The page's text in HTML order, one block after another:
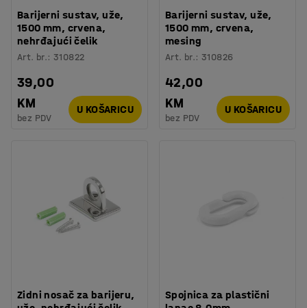
Barijerni sustav, uže,
1500 mm, crvena,
nehrđajući čelik
Art. br.:310822
39,00
KM
bez PDV
U KOŠARICU
Barijerni sustav, uže,
1500 mm, crvena,
mesing
Art. br.:310826
42,00
KM
bez PDV
U KOŠARICU
Zidni nosač za barijeru,
Spojnica za plastični